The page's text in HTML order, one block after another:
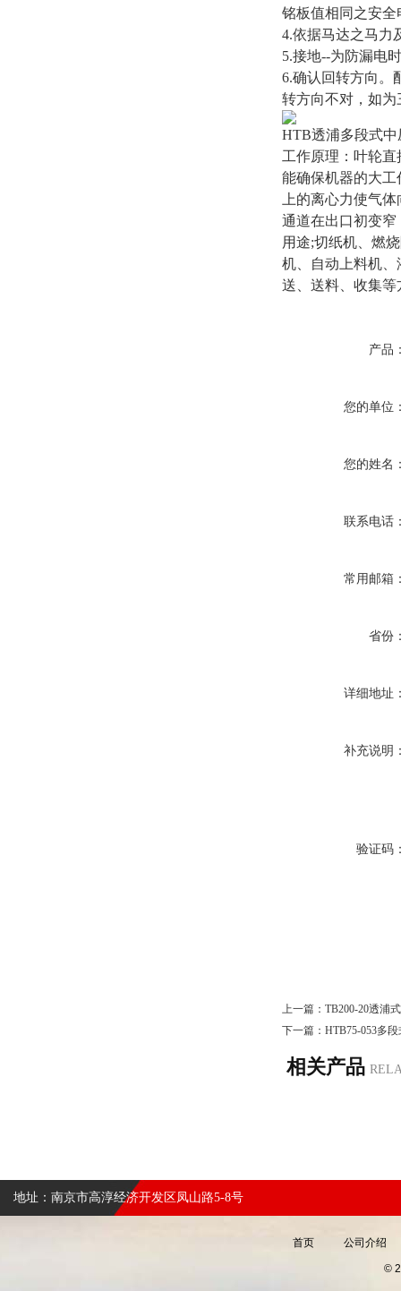
铭板值相同之安全
4.依据马达之马力
5.接地--为防漏电
6.确认回转方向。
转方向不对，如
HTB透浦多段式中
工作原理：叶轮
能确保机器的大
上的离心力使气
通道在出口初变
用途;切纸机、燃
机、自动上料机
送、送料、收集等
产品
您的单位
您的姓名
联系电话
常用邮箱
省份
详细地址
补充说明
验证码
上一篇： TB200-20透浦
下一篇： HTB75-053多
相关产品
地址：南京市高淳经济开发区凤山路5-8号
首页 公司介绍
©